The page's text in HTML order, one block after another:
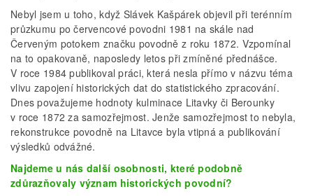
Nebyl jsem u toho, když Slávek Kašpárek objevil při terénním
průzkumu po červencové povodni 1981 na skále nad
Červeným potokem značku povodně z roku 1872. Vzpomínal
na to opakovaně, naposledy letos při zmíněné přednášce.
V roce 1984 publikoval práci, která nesla přímo v názvu téma
vlivu zapojení historických dat do statistického zpracování.
Dnes považujeme hodnoty kulminace Litavky či Berounky
v roce 1872 za samozřejmost. Jenže samozřejmost to nebyla,
rekonstrukce povodně na Litavce byla vtipná a publikování
výsledků odvážné.
Najdeme u nás další osobnosti, které podobně
zdůrazňovaly význam historických povodní?